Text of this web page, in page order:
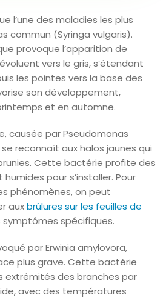
l’une des maladies les plus
commun (Syringa vulgaris).
provoque l’apparition de
vers le gris, s’étendant
les pointes vers la base des
son développement,
et en automne.
causée par Pseudomonas
reconnaît aux halos jaunes qui
Cette bactérie profite des
pour s’installer. Pour
phénomènes, on peut
auxbrûlures sur les feuilles de
spécifiques.
par Erwinia amylovora,
plus grave. Cette bactérie
extrémités des branches par
avec des températures